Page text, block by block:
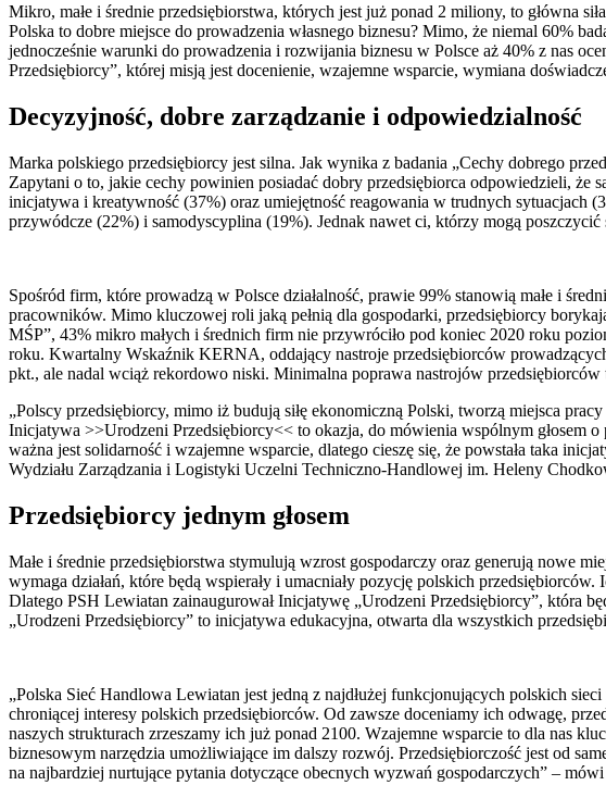
Mikro, małe i średnie przedsiębiorstwa, których jest już ponad 2 miliony, to główna
Polska to dobre miejsce do prowadzenia własnego biznesu? Mimo, że niemal 60%
jednocześnie warunki do prowadzenia i rozwijania biznesu w Polsce aż 40% z nas
Przedsiębiorcy”, której misją jest docenienie, wzajemne wsparcie, wymiana
Decyzyjność, dobre zarządzanie i odpowiedzialność
Marka polskiego przedsiębiorcy jest silna. Jak wynika z badania „Cechy dobrego
Zapytani o to, jakie cechy powinien posiadać dobry przedsiębiorca odpowiedzieli, że
inicjatywa i kreatywność (37%) oraz umiejętność reagowania w trudnych sytuacjach
przywódcze (22%) i samodyscyplina (19%). Jednak nawet ci, którzy mogą
Spośród firm, które prowadzą w Polsce działalność, prawie 99% stanowią małe i
pracowników. Mimo kluczowej roli jaką pełnią dla gospodarki, przedsiębiorcy
MŚP”, 43% mikro małych i średnich firm nie przywróciło pod koniec 2020 roku
roku. Kwartalny Wskaźnik KERNA, oddający nastroje przedsiębiorców
pkt., ale nadal wciąż rekordowo niski. Minimalna poprawa nastrojów
„Polscy przedsiębiorcy, mimo iż budują siłę ekonomiczną Polski, tworzą miejsca
Inicjatywa >>Urodzeni Przedsiębiorcy<< to okazja, do mówienia wspólnym głosem
ważna jest solidarność i wzajemne wsparcie, dlatego cieszę się, że powstała taka
Wydziału Zarządzania i Logistyki Uczelni Techniczno-Handlowej im. Heleny
Przedsiębiorcy jednym głosem
Małe i średnie przedsiębiorstwa stymulują wzrost gospodarczy oraz generują nowe
wymaga działań, które będą wspierały i umacniały pozycję polskich
Dlatego PSH Lewiatan zainaugurował Inicjatywę „Urodzeni Przedsiębiorcy”, która
„Urodzeni Przedsiębiorcy” to inicjatywa edukacyjna, otwarta dla wszystkich
„Polska Sieć Handlowa Lewiatan jest jedną z najdłużej funkcjonujących polskich
chroniącej interesy polskich przedsiębiorców. Od zawsze doceniamy ich odwagę,
naszych strukturach zrzeszamy ich już ponad 2100. Wzajemne wsparcie to dla nas
biznesowym narzędzia umożliwiające im dalszy rozwój. Przedsiębiorczość jest od
na najbardziej nurtujące pytania dotyczące obecnych wyzwań gospodarczych” –